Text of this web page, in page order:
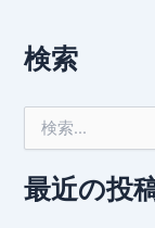
検索
象
:最近の投